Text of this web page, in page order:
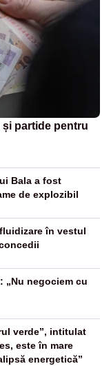
partide pentru
Bala a fost
de explozibil
în vestul
„Nu negociem cu
verde”, intitulat
este în mare
energetică”